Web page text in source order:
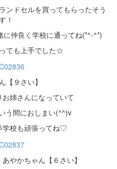
ンドセルを買ってもらったそう
！
仲良く学校に通ってね(*^-^*)
ても上手でした☆
【９さい】
姉さんになっていて
う間におしまい(^^)v
校も頑張ってね♡
やかちゃん【６さい】